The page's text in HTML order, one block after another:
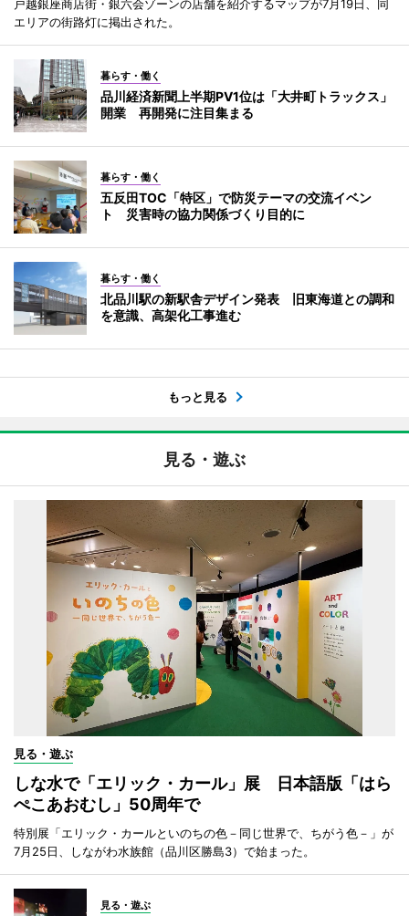
戸越銀座商店街・銀六会ゾーンの店舗を紹介するマップが7月19日、同
エリアの街路灯に掲出された。
暮らす・働く
品川経済新聞上半期PV1位は「大井町トラックス」
開業 再開発に注目集まる
暮らす・働く
五反田TOC「特区」で防災テーマの交流イベン
ト 災害時の協力関係づくり目的に
暮らす・働く
北品川駅の新駅舎デザイン発表 旧東海道との調和
を意識、高架化工事進む
もっと見る
見る・遊ぶ
見る・遊ぶ
しな水で「エリック・カール」展 日本語版「はら
ぺこあおむし」50周年で
特別展「エリック・カールといのちの色－同じ世界で、ちがう色－」が
7月25日、しながわ水族館（品川区勝島3）で始まった。
見る・遊ぶ